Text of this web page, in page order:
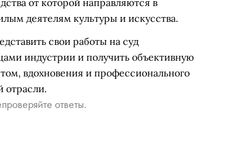
от которой направляются в
деятелям культуры и искусства.
свои работы на суд
индустрии и получить объективную
вдохновения и профессионального
отрасли.
ответы.